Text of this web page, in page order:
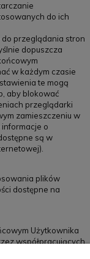
do ich
przeglądania stron
dopuszcza
w każdym czasie
te mogą
aby blokować
przeglądarki
zamieszczeniu w
o
są w
plików
dostępne na
Użytkownika
współpracujących